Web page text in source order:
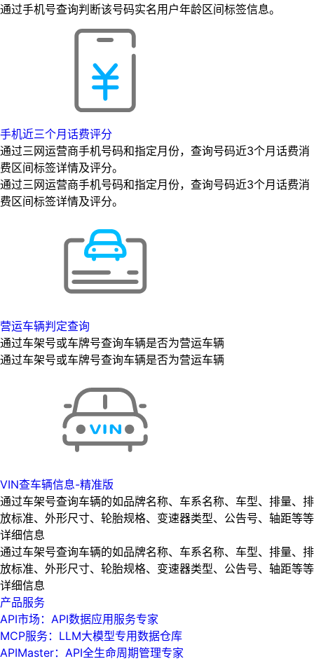
通过手机号查询判断该号码实名用户年龄区间标签信息。
手机近三个月话费评分
通过三网运营商手机号码和指定月份，查询号码近3个月话费消
费区间标签详情及评分。
通过三网运营商手机号码和指定月份，查询号码近3个月话费消
费区间标签详情及评分。
营运车辆判定查询
通过车架号或车牌号查询车辆是否为营运车辆
通过车架号或车牌号查询车辆是否为营运车辆
VIN查车辆信息-精准版
通过车架号查询车辆的如品牌名称、车系名称、车型、排量、排
放标准、外形尺寸、轮胎规格、变速器类型、公告号、轴距等等
详细信息
通过车架号查询车辆的如品牌名称、车系名称、车型、排量、排
放标准、外形尺寸、轮胎规格、变速器类型、公告号、轴距等等
详细信息
产品服务
API市场：API数据应用服务专家
MCP服务：LLM大模型专用数据仓库
APIMaster：API全生命周期管理专家